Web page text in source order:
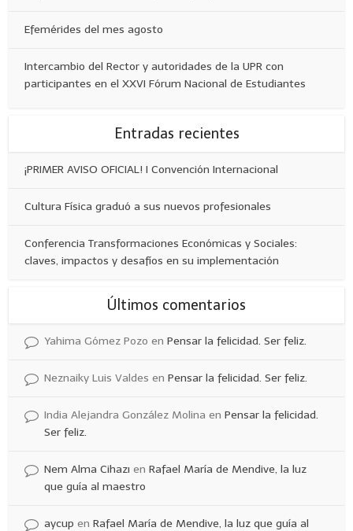
Efemérides del mes agosto
Intercambio del Rector y autoridades de la UPR con
participantes en el XXVI Fórum Nacional de Estudiantes
Entradas recientes
¡PRIMER AVISO OFICIAL! I Convención Internacional
Cultura Física graduó a sus nuevos profesionales
Conferencia Transformaciones Económicas y Sociales:
claves, impactos y desafíos en su implementación
Últimos comentarios
Yahima Gómez Pozo enPensar la felicidad. Ser feliz.
Neznaiky Luis Valdes enPensar la felicidad. Ser feliz.
India Alejandra González Molina enPensar la felicidad.
Ser feliz.
Nem Alma Cihazı enRafael María de Mendive, la luz
que guía al maestro
aycup enRafael María de Mendive, la luz que guía al